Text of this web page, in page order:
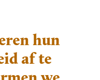
hun
af te